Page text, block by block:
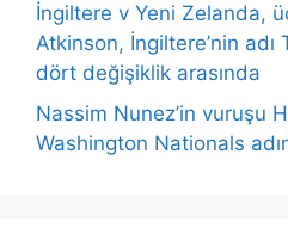
İngiltere v Yeni Zelanda,
Atkinson, İngiltere’nin
dört değişiklik arasında
Nassim Nunez’in vuruşu
Washington Nationals